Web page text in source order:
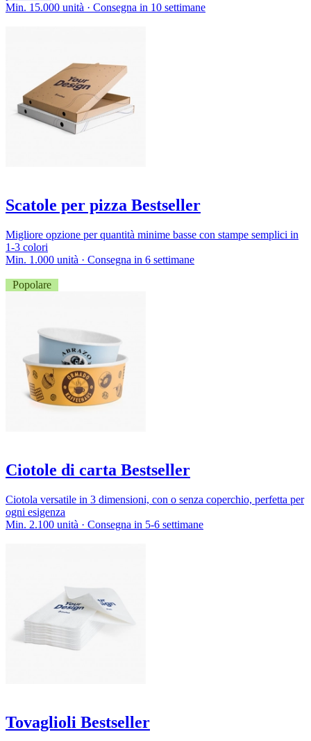
Min. 15.000 unità · Consegna in 10 settimane
Scatole per pizza Bestseller
Migliore opzione per quantità minime basse con stampe semplici in
1-3 colori
Min. 1.000 unità · Consegna in 6 settimane
Popolare
Ciotole di carta Bestseller
Ciotola versatile in 3 dimensioni, con o senza coperchio, perfetta per
ogni esigenza
Min. 2.100 unità · Consegna in 5-6 settimane
Tovaglioli Bestseller